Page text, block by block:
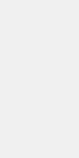
לכינרת. צילום איריס לוי